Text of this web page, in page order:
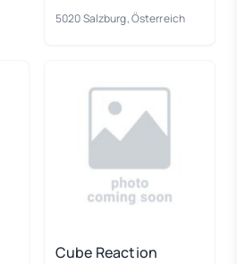
5020 Salzburg, Österreich
Cube Reaction